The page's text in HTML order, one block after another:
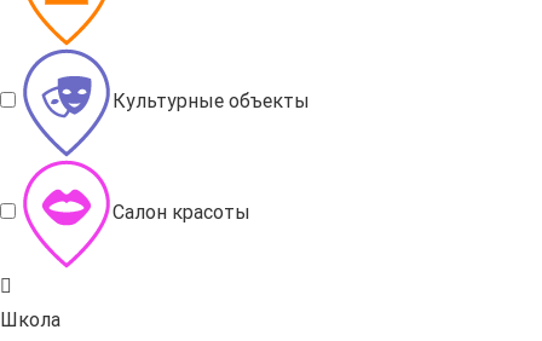
Культурные объекты
Салон красоты
Школа